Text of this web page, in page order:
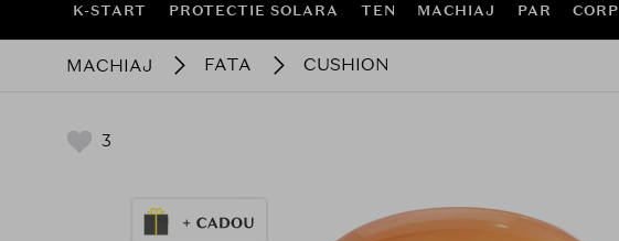
K-START PROTECTIE SOLARA TEN MACHIAJ PAR CORP
MACHIAJ FATA CUSHION
3